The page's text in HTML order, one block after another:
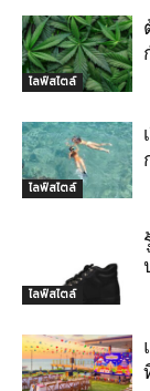
ไลฟ์สไตล์
ไลฟ์สไตล์
ไลฟ์สไตล์